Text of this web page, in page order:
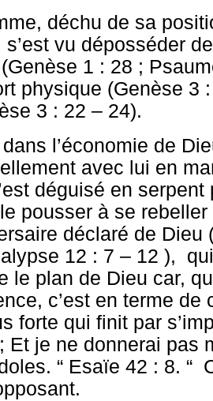
déchu de sa
s’est vu déposséder
1 : 28 ;
physique (Genèse 3
3 : 22 – 24).
l’économie de
avec lui en
déguisé en
pousser à se
déclaré de
12 : 7 – 12 ),
le plan de Dieu car,
c’est en terme de
forte qui finit par
Et je ne donnerai pas
“ Esaïe 42 : 8. “